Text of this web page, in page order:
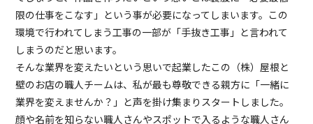
限の仕事をこなす」という事が必要になってしまいます。この
環境で行われてしまう工事の一部が「手抜き工事」と言われて
しまうのだと思います。
そんな業界を変えたいという思いで起業したこの（株）屋根と
壁のお店の職人チームは、私が最も尊敬できる親方に「一緒に
業界を変えませんか？」と声を掛け集まりスタートしました。
顔や名前を知らない職人さんやスポットで入るような職人さん